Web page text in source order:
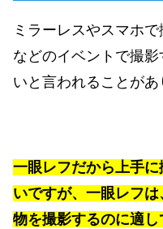
ミラーレスやスマホ
などのイベントで撮
いと言われることがあ
一眼レフだから上手
いですが、一眼レフ
物を撮影するのに適し